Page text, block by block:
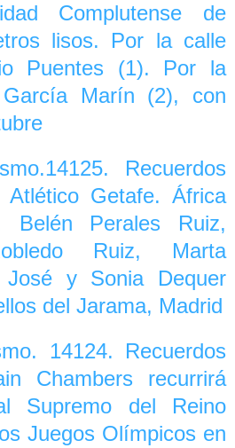
Complutense de
lisos. Por la calle
Puentes (1). Por la
Marín (2), con
Recuerdos
Getafe. África
Belén Perales Ruiz,
Ruiz, Marta
José y Sonia Dequer
del Jarama, Madrid
14124. Recuerdos
Chambers recurrirá
Supremo del Reino
Juegos Olímpicos en